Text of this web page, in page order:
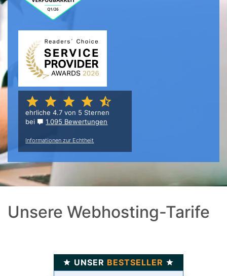
ehrliche 4.7 von 5 Sternen
bei
1.095 Bewertungen
Informationen zur Echtheit
Unsere Webhosting-Tarife
UNSER BESTSELLER